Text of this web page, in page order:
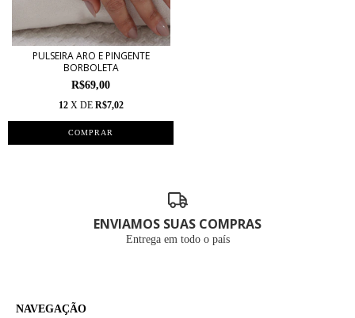
PULSEIRA ARO E PINGENTE
BORBOLETA
R$69,00
12 X DE R$7,02
ENVIAMOS SUAS COMPRAS
Entrega em todo o país
NAVEGAÇÃO